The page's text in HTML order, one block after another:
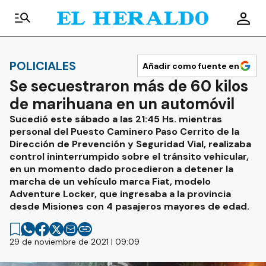
POLICIALES Añadir como fuente en
Se secuestraron más de 60 kilos
de marihuana en un automóvil
Sucedió este sábado a las 21:45 Hs. mientras
personal del Puesto Caminero Paso Cerrito de la
Dirección de Prevención y Seguridad Vial, realizaba
control ininterrumpido sobre el tránsito vehicular,
en un momento dado procedieron a detener la
marcha de un vehículo marca Fiat, modelo
Adventure Locker, que ingresaba a la provincia
desde Misiones con 4 pasajeros mayores de edad.
29 de noviembre de 2021 | 09:09